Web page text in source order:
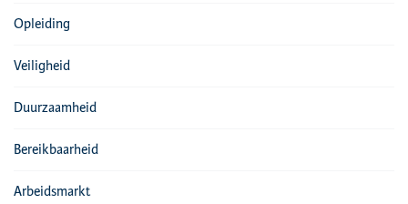
Opleiding
Veiligheid
Duurzaamheid
Bereikbaarheid
Arbeidsmarkt